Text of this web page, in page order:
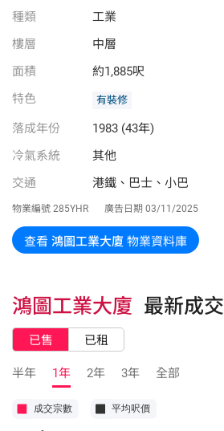
種類
工業
樓層
中層
面積
約1,885呎
特色
有裝修
落成年份
1983 (43年)
冷氣系統
其他
交通
港鐵、巴士、小巴
物業編號 285YHR 廣告日期 03/11/2025
查看 鴻圖工業大廈 物業資料庫
鴻圖工業大廈 最新成交
已售 已租
半年 1年 2年 3年 全部